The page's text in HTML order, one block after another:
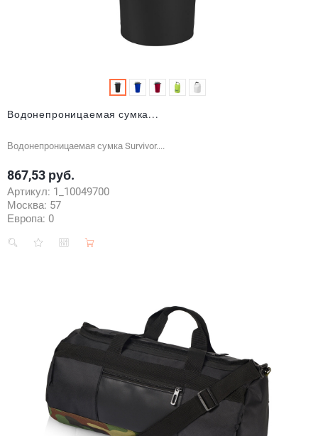
Водонепроницаемая сумка...
Водонепроницаемая сумка Survivor....
Цена
867,53 руб.
Артикул: 1_10049700
Москва: 57
Европа: 0